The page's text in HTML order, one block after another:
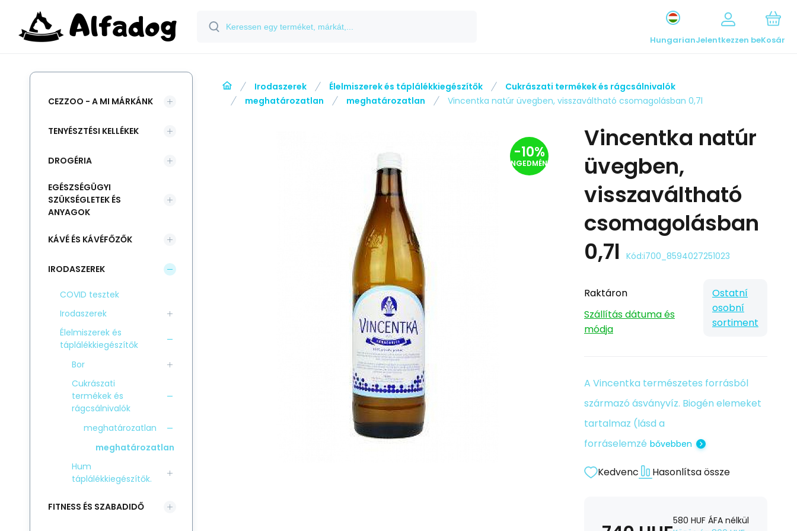
HungarianJelentkezzen beKosár
Irodaszerek Élelmiszerek és táplálékkiegészítők
Cukrászati termékek és rágcsálnivalók
meghatározatlan
meghatározatlan Vincentka natúr üvegben, visszaváltható csomagolásban 0,7l
-10%
ENGEDMÉNY
Vincentka natúr
üvegben,
visszaváltható
csomagolásban
0,7l Kód:i700_8594027251023
Raktáron
Szállítás dátuma és
módja
Ostatní
osobní
sortiment
A Vincentka természetes forrásból
származó ásványvíz. Biogén elemeket
tartalmaz (lásd a
forráselemzé bővebben
Kedvenc Hasonlítsa össze
580 HUF ÁFA nélkül
CEZZOO - A MI MÁRKÁNK
TENYÉSZTÉSI KELLÉKEK
DROGÉRIA
EGÉSZSÉGÜGYI
SZÜKSÉGLETEK ÉS
ANYAGOK
KÁVÉ ÉS KÁVÉFŐZŐK
IRODASZEREK
COVID tesztek
Irodaszerek
Élelmiszerek és
táplálékkiegészítők
Bor
Cukrászati
termékek és
rágcsálnivalók
meghatározatlan
meghatározatlan
Hum
táplálékkiegészítők.
FITNESS ÉS SZABADIDŐ